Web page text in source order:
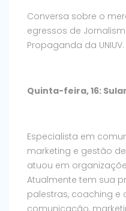
Conversa sobre o
egressos de
Propaganda da UNIUV.
Quinta-feira, 16:
Especialista em
marketing e gestão
atuou em
Atualmente tem sua
palestras, coaching e